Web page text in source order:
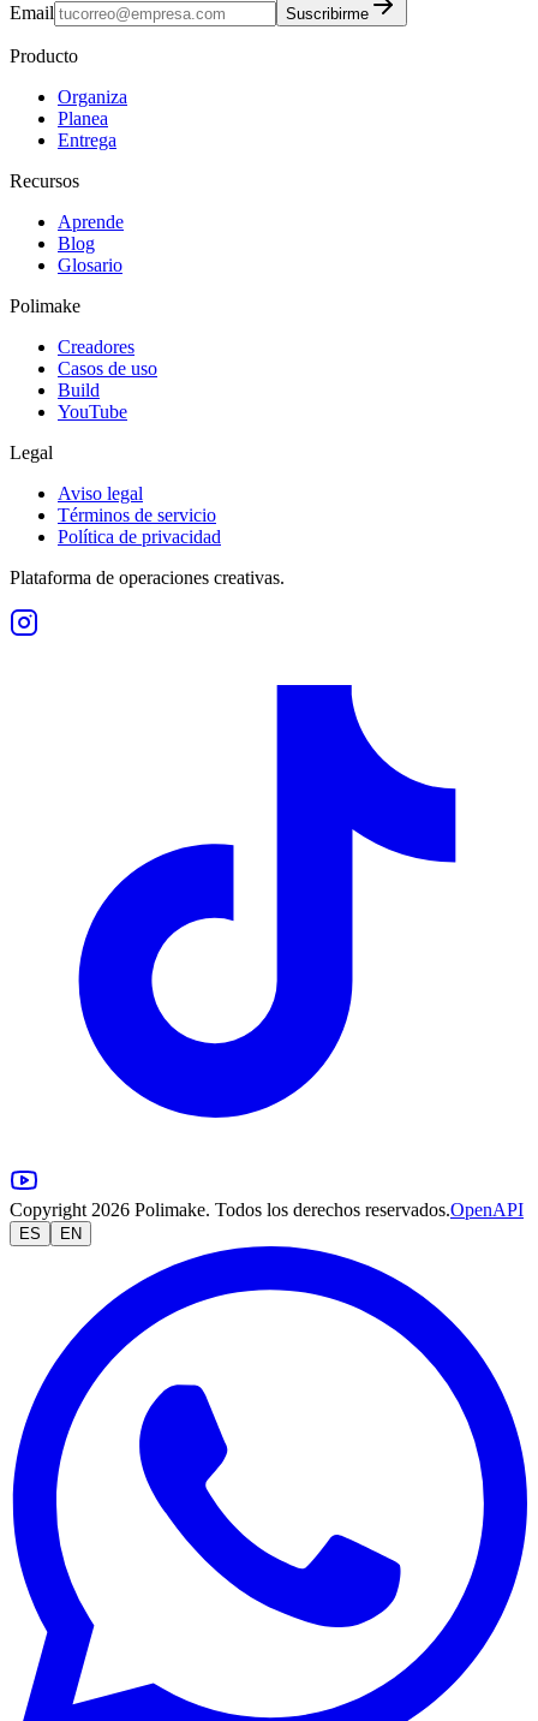
Email Suscribirme
Producto
Organiza
Planea
Entrega
Recursos
Aprende
Blog
Glosario
Polimake
Creadores
Casos de uso
Build
YouTube
Legal
Aviso legal
Términos de servicio
Política de privacidad
Plataforma de operaciones creativas.
Copyright 2026 Polimake. Todos los derechos reservados.OpenAPI
ES EN